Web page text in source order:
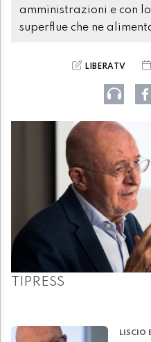
amministrazioni e con
superflue che ne
LIBERATV
TIPRESS
LISCIO